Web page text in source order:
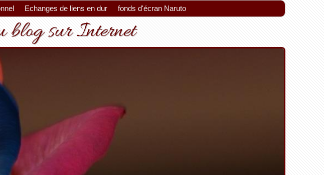
Echanges de liens en dur fonds d'écran Naruto
blog sur Internet